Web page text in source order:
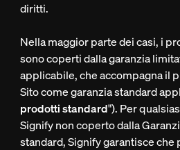
diritti.
Nella maggior parte dei casi, i
sono coperti dalla garanzia
applicabile, che accompagna il
Sito come garanzia standard
prodotti standard"). Per
Signify non coperto dalla
standard, Signify garantisce che